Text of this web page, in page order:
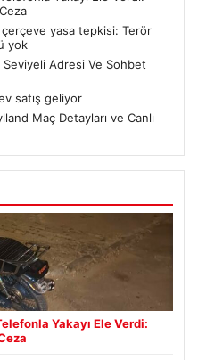
çerçeve yasa tepkisi: Terör
yok
Adresi Ve Sohbet
satış geliyor
Maç Detayları ve Canlı
Yakayı Ele Verdi: